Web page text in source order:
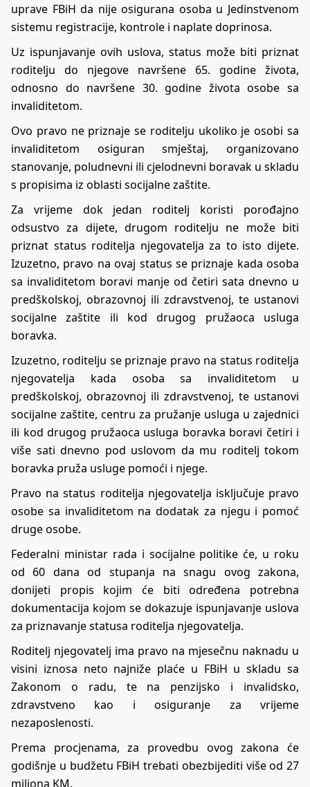
uprave FBiH da nije osigurana osoba u Jedinstvenom
sistemu registracije, kontrole i naplate doprinosa.
Uz ispunjavanje ovih uslova, status može biti priznat
roditelju do njegove navršene 65. godine života,
odnosno do navršene 30. godine života osobe sa
invaliditetom.
Ovo pravo ne priznaje se roditelju ukoliko je osobi sa
invaliditetom osiguran smještaj, organizovano
stanovanje, poludnevni ili cjelodnevni boravak u skladu
s propisima iz oblasti socijalne zaštite.
Za vrijeme dok jedan roditelj koristi porođajno
odsustvo za dijete, drugom roditelju ne može biti
priznat status roditelja njegovatelja za to isto dijete.
Izuzetno, pravo na ovaj status se priznaje kada osoba
sa invaliditetom boravi manje od četiri sata dnevno u
predškolskoj, obrazovnoj ili zdravstvenoj, te ustanovi
socijalne zaštite ili kod drugog pružaoca usluga
boravka.
Izuzetno, roditelju se priznaje pravo na status roditelja
njegovatelja kada osoba sa invaliditetom u
predškolskoj, obrazovnoj ili zdravstvenoj, te ustanovi
socijalne zaštite, centru za pružanje usluga u zajednici
ili kod drugog pružaoca usluga boravka boravi četiri i
više sati dnevno pod uslovom da mu roditelj tokom
boravka pruža usluge pomoći i njege.
Pravo na status roditelja njegovatelja isključuje pravo
osobe sa invaliditetom na dodatak za njegu i pomoć
druge osobe.
Federalni ministar rada i socijalne politike će, u roku
od 60 dana od stupanja na snagu ovog zakona,
donijeti propis kojim će biti određena potrebna
dokumentacija kojom se dokazuje ispunjavanje uslova
za priznavanje statusa roditelja njegovatelja.
Roditelj njegovatelj ima pravo na mjesečnu naknadu u
visini iznosa neto najniže plaće u FBiH u skladu sa
Zakonom o radu, te na penzijsko i invalidsko,
zdravstveno kao i osiguranje za vrijeme
nezaposlenosti.
Prema procjenama, za provedbu ovog zakona će
godišnje u budžetu FBiH trebati obezbijediti više od 27
miliona KM.